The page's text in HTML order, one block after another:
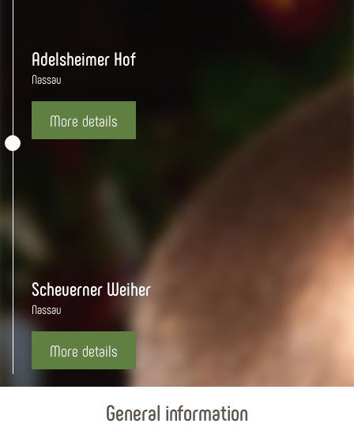
Adelsheimer Hof
Nassau
More details
Scheuerner Weiher
Nassau
More details
General information